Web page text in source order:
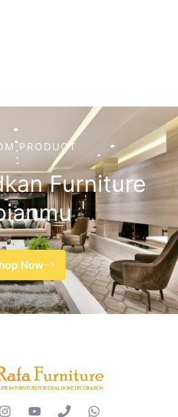
PRODUCT
Furniture
Now